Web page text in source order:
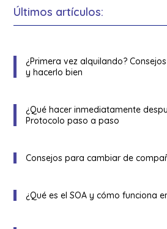
Últimos artículos:
¿Primera vez alquilando?
y hacerlo bien
¿Qué hacer inmediatamente
Protocolo paso a paso
Consejos para cambiar de
¿Qué es el SOA y cómo funciona